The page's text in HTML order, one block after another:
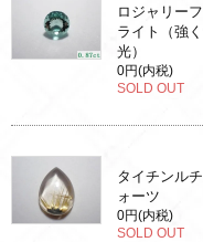
ロジャリー
ライト（強
光）
0円(内税)
SOLD OUT
タイチンル
ォーツ
0円(内税)
SOLD OUT